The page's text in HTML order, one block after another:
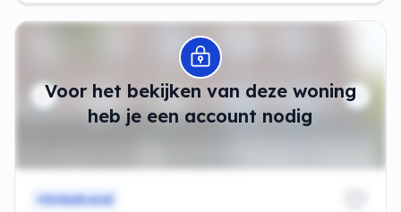
Voor het bekijken van deze woning
heb je een account nodig
Modal openen
Onbekend